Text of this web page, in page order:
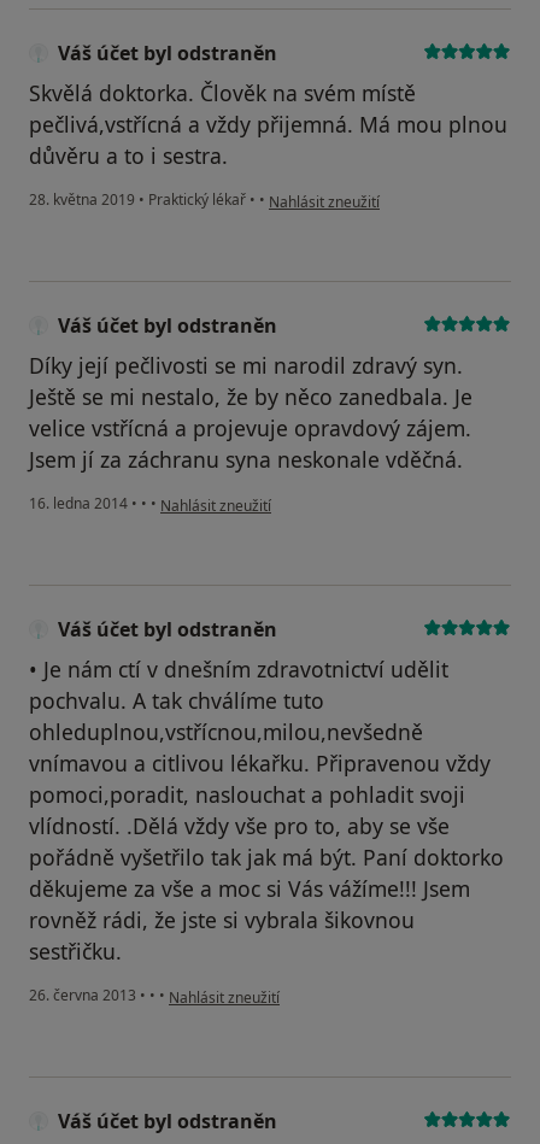
Váš účet byl odstraněn
Skvělá doktorka. Člověk na svém místě
pečlivá,vstřícná a vždy přijemná. Má mou plnou
důvěru a to i sestra.
28. května 2019 • Praktický lékař • • podle názoru uživatele Váš účet byl
Nahlásit zneužití
Váš účet byl odstraněn
Díky její pečlivosti se mi narodil zdravý syn.
Ještě se mi nestalo, že by něco zanedbala. Je
velice vstřícná a projevuje opravdový zájem.
Jsem jí za záchranu syna neskonale vděčná.
16. ledna 2014 • • • podle názoru uživatele Váš účet byl odstraněn
Nahlásit zneužití
Váš účet byl odstraněn
• Je nám ctí v dnešním zdravotnictví udělit
pochvalu. A tak chválíme tuto
ohleduplnou,vstřícnou,milou,nevšedně
vnímavou a citlivou lékařku. Připravenou vždy
pomoci,poradit, naslouchat a pohladit svoji
vlídností. .Dělá vždy vše pro to, aby se vše
pořádně vyšetřilo tak jak má být. Paní doktorko
děkujeme za vše a moc si Vás vážíme!!! Jsem
rovněž rádi, že jste si vybrala šikovnou
sestřičku.
26. června 2013 • • • podle názoru uživatele Váš účet byl odstraněn
Nahlásit zneužití
Váš účet byl odstraněn